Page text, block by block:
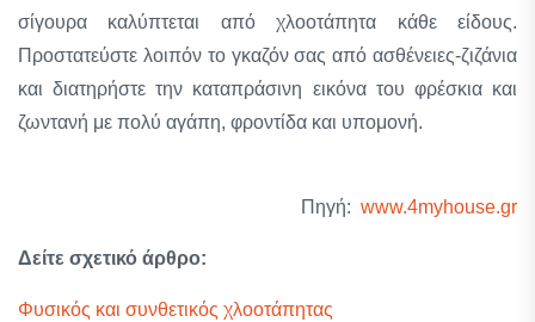
σίγουρα καλύπτεται από χλοοτάπητα κάθε είδους.
Προστατεύστε λοιπόν το γκαζόν σας από ασθένειες-ζιζάνια
και διατηρήστε την καταπράσινη εικόνα του φρέσκια και
ζωντανή με πολύ αγάπη, φροντίδα και υπομονή.
Πηγή: www.4myhouse.gr
Δείτε σχετικό άρθρο:
Φυσικός και συνθετικός χλοοτάπητας